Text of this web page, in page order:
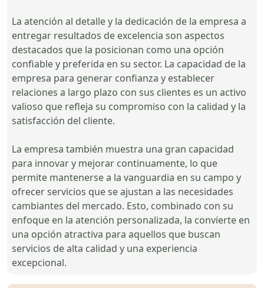
La atención al detalle y la dedicación de la empresa a
entregar resultados de excelencia son aspectos
destacados que la posicionan como una opción
confiable y preferida en su sector. La capacidad de la
empresa para generar confianza y establecer
relaciones a largo plazo con sus clientes es un activo
valioso que refleja su compromiso con la calidad y la
satisfacción del cliente.
La empresa también muestra una gran capacidad
para innovar y mejorar continuamente, lo que
permite mantenerse a la vanguardia en su campo y
ofrecer servicios que se ajustan a las necesidades
cambiantes del mercado. Esto, combinado con su
enfoque en la atención personalizada, la convierte en
una opción atractiva para aquellos que buscan
servicios de alta calidad y una experiencia
excepcional.